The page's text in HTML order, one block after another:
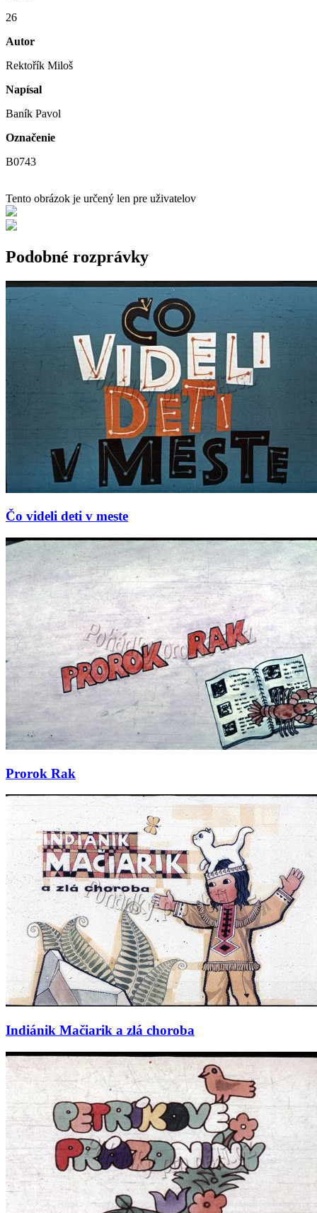
26
Autor
Rektořík Miloš
Napísal
Baník Pavol
Označenie
B0743
Tento obrázok je určený len pre uživatelov
Podobné rozprávky
Čo videli deti v meste
Prorok Rak
Indiánik Mačiarik a zlá choroba